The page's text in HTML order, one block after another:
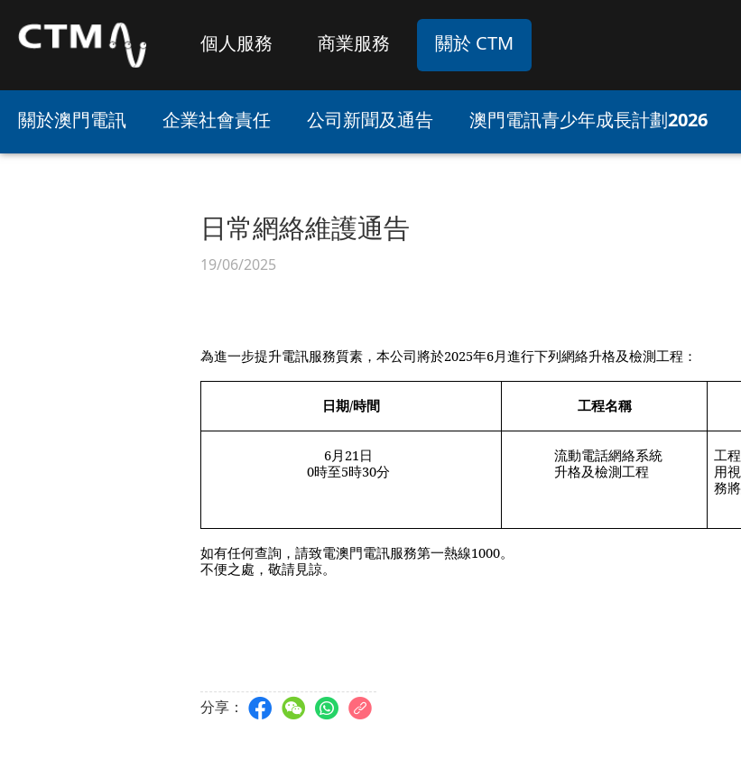
個人服務 商業服務 關於 CTM
關於澳門電訊 企業社會責任 公司新聞及通告 澳門電訊青少年成長計劃2026
日常網絡維護通告
19/06/2025
為進一步提升電訊服務質素，本公司將於2025年6月進行下列網絡升格及檢測工程：
日期/時間 工程名稱
6月 21 日
0時至5時30分
流動電話網絡系統
升格及檢測工程
工
用
務
如有任何查詢，請致電澳門電訊服務第一熱線1000。
不便之處，敬請見諒。
分享：